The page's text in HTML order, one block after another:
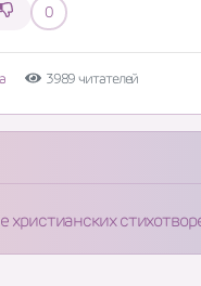
0
3989 читателей